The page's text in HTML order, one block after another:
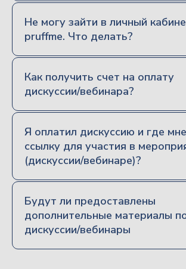
Не могу зайти в личный
pruffme. Что делать?
Как получить счет на оплату
дискуссии/вебинара?
Я оплатил дискуссию и где
ссылку для участия в
(дискуссии/вебинаре)?
Будут ли предоставлены
дополнительные материалы
дискуссии/вебинары
Основное
Об образовательной организации
Авторский цикл
семинаров с Виктором
Вяткиным
Все дискуссии и вебинары
Видеоматериалы форума «Наследники»
Бизнес Форум Наследники
Спикеры
Гражданское право
Корпоративное право
Наследственное право
Семейное право
Процессуальное право
Налоговое право